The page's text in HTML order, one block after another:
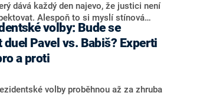
Podle něj současná koalice dosud
která by Pavlovi mohla konkurovat.
dává každý den najevo, že justici není
Alespoň to si myslí stínová
ODS Eva Decroix. V
CNN Prima NEWS si nebrala servítky
výkonu svého nástupce Jeronýma
či vládní zmocněnkyně pro lidská
Malé (ANO). Označením „svoloč“ na
prý byla ještě hodná. Decroix se také
duel Pavel vs. Babiš? Experti
a proti
volby proběhnou až za zhruba